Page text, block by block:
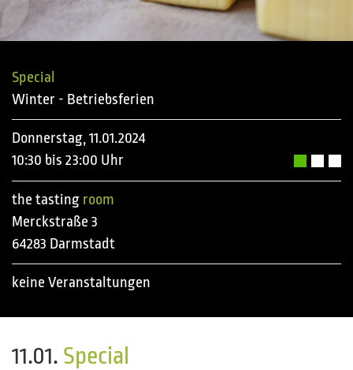
Special
Winter - Betriebsferien
Donnerstag, 11.01.2024
10:30 bis 23:00 Uhr
the tasting room
Merckstraße 3
64283 Darmstadt
keine Veranstaltungen
11.01. Special